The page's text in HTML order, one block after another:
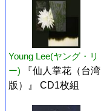
Young Lee(ヤング・リ
ー)
『仙人掌花（台湾
版）』 CD1枚組